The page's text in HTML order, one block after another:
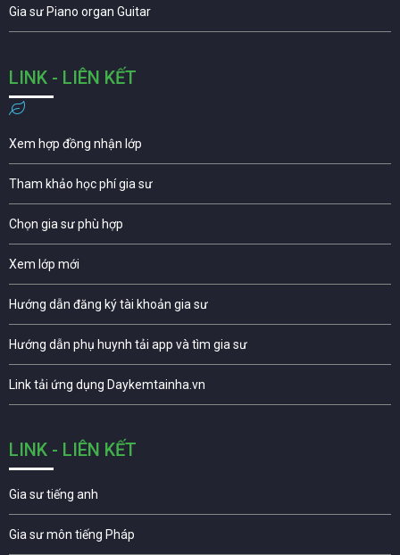
Gia sư Piano organ Guitar
LINK - LIÊN KẾT
Xem hợp đồng nhận lớp
Tham khảo học phí gia sư
Chọn gia sư phù hợp
Xem lớp mới
Hướng dẫn đăng ký tài khoản gia sư
Hướng dẫn phụ huynh tải app và tìm gia sư
Link tải ứng dụng Daykemtainha.vn
LINK - LIÊN KẾT
Gia sư tiếng anh
Gia sư môn tiếng Pháp